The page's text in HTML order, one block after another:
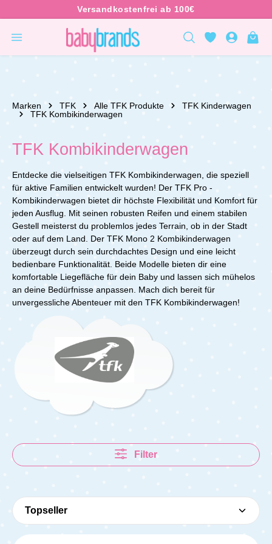
Marken TFK Alle TFK Produkte
TFK Kinderwagen
TFK Kombikinderwagen
TFK Kombikinderwagen
Entdecke die vielseitigen TFK Kombikinderwagen, die speziell
für aktive Familien entwickelt wurden! Der TFK Pro -
Kombikinderwagen bietet dir höchste Flexibilität und Komfort für
jeden Ausflug. Mit seinen robusten Reifen und einem stabilen
Gestell meisterst du problemlos jedes Terrain, ob in der Stadt
oder auf dem Land. Der TFK Mono 2 Kombikinderwagen
überzeugt durch sein durchdachtes Design und eine leicht
bedienbare Funktionalität. Beide Modelle bieten dir eine
komfortable Liegefläche für dein Baby und lassen sich mühelos
an deine Bedürfnisse anpassen. Mach dich bereit für
unvergessliche Abenteuer mit den TFK Kombikinderwagen!
Filter